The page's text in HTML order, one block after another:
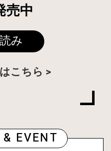
中
み
こちら
EVENT